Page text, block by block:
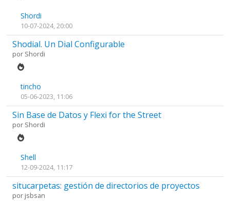
Shordi
10-07-2024, 20:00
Shodial. Un Dial Configurable
por Shordi
tincho
05-06-2023, 11:06
Sin Base de Datos y Flexi for the Street
por Shordi
Shell
12-09-2024, 11:17
situcarpetas: gestión de directorios de proyectos
por jsbsan